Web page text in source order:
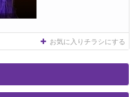
お気に入りチラシにする